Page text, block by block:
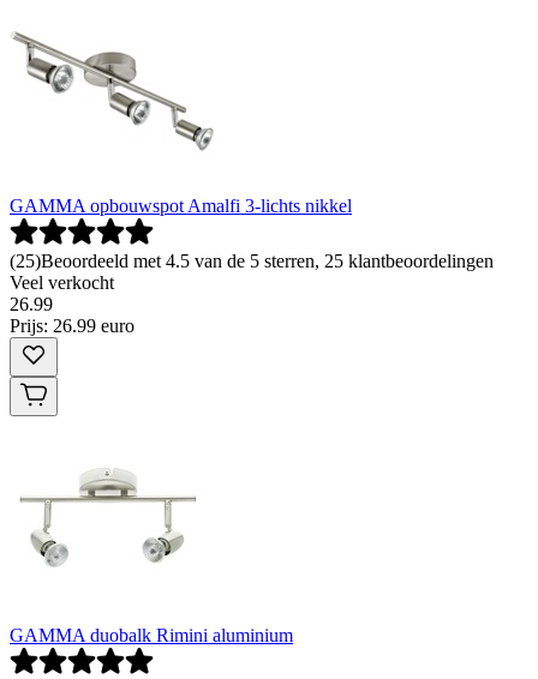
GAMMA opbouwspot Amalfi 3-lichts nikkel
(25)Beoordeeld met 4.5 van de 5 sterren, 25 klantbeoordelingen
Veel verkocht
26.99
Prijs: 26.99 euro
GAMMA duobalk Rimini aluminium